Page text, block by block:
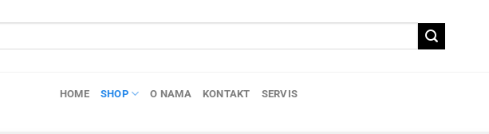
HOME SHOP O NAMA KONTAKT SERVIS